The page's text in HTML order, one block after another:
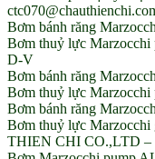
Bơm bánh răng
Bơm thuỷ lực
D-V
Bơm bánh răng
Bơm thuỷ lực
Bơm bánh răng
Bơm thuỷ lực
THIEN CHI CO.,LTD –